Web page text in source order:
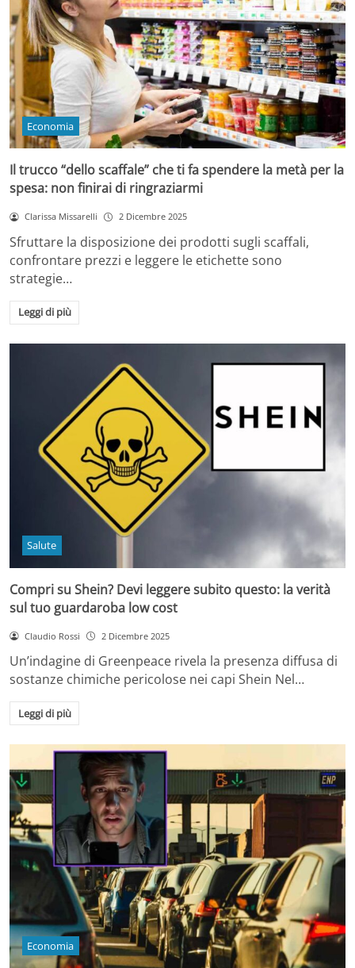
Economia
Il trucco “dello scaffale” che ti fa spendere la metà per la
spesa: non finirai di ringraziarmi
Clarissa Missarelli 2 Dicembre 2025
Sfruttare la disposizione dei prodotti sugli scaffali,
confrontare prezzi e leggere le etichette sono
strategie…
Leggi di più
Salute
Compri su Shein? Devi leggere subito questo: la verità
sul tuo guardaroba low cost
Claudio Rossi 2 Dicembre 2025
Un’indagine di Greenpeace rivela la presenza diffusa di
sostanze chimiche pericolose nei capi Shein Nel…
Leggi di più
Economia